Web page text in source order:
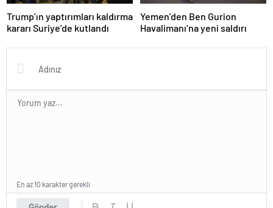
Trump’ın yaptırımları kaldırma
kararı Suriye’de kutlandı
Yemen’den Ben Gurion
Havalimanı’na yeni saldırı
En az 10 karakter gerekli